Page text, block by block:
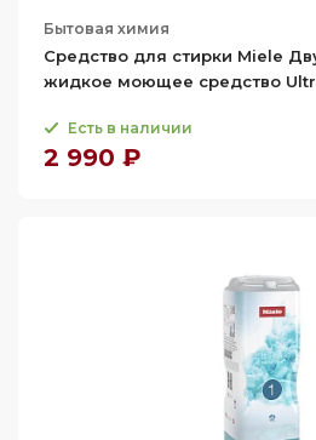
Бытовая химия
Средство для стирки Miele
жидкое моющее средство
Есть в наличии
2 990 ₽